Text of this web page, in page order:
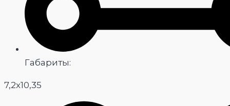
Габариты:
7,2х10,35